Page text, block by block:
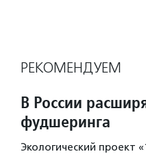
РЕКОМЕНДУЕМ
В России
фудшеринга
Экологический проект